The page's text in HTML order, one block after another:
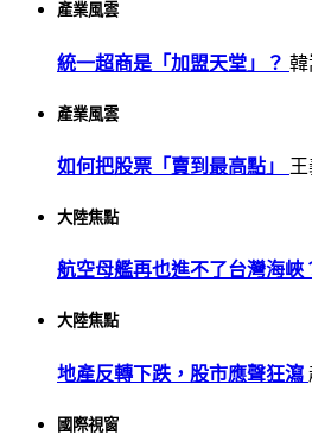
產業風雲
統一超商是「加盟天堂」？ 韓
產業風雲
如何把股票「賣到最高點」
大陸焦點
航空母艦再也進不了台灣海峽
大陸焦點
地產反轉下跌，股市應聲狂瀉
國際視窗